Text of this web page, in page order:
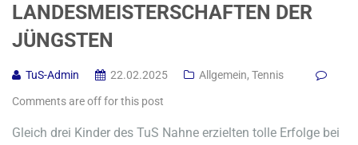
LANDESMEISTERSCHAFTEN DER
JÜNGSTEN
TuS-Admin 22.02.2025 Allgemein, Tennis
Comments are off for this post
Gleich drei Kinder des TuS Nahne erzielten tolle Erfolge bei